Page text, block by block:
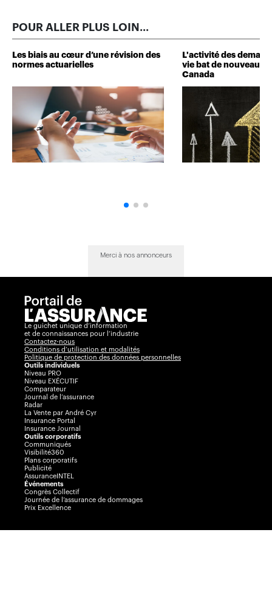
POUR ALLER PLUS LOIN...
Les biais au cœur d’une révision des
normes actuarielles
L'activité des
vie bat de nouveaux
Canada
Merci à nos annonceurs
Le guichet unique d’information
et de connaissances pour l’industrie
Contactez-nous
Conditions d’utilisation et modalités
Politique de protection des données personnelles
Outils individuels
Niveau PRO
Niveau EXÉCUTIF
Comparateur
Journal de l’assurance
Radar
La Vente par André Cyr
Insurance Portal
Insurance Journal
Outils corporatifs
Communiqués
Visibilité360
Plans corporatifs
Publicité
AssuranceINTEL
Événements
Congrès Collectif
Journée de l’assurance de dommages
Prix Excellence